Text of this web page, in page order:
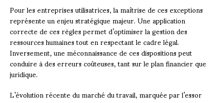
Pour les entreprises utilisatrices, la maîtrise de ces exceptions
représente un enjeu stratégique majeur. Une application
correcte de ces règles permet d’optimiser la gestion des
ressources humaines tout en respectant le cadre légal.
Inversement, une méconnaissance de ces dispositions peut
conduire à des erreurs coûteuses, tant sur le plan financier que
juridique.
L’évolution récente du marché du travail, marquée par l’essor